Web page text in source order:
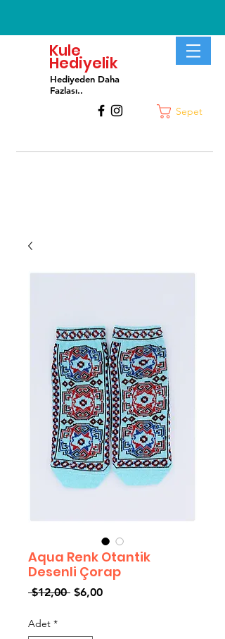
Kule
Hediyelik
Hediyeden Daha
Fazlası..
Sepet
Aqua Renk Otantik
Desenli Çorap
$12,00 Normal
$6,00İndirimli
Adet *